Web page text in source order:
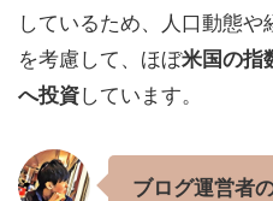
しているため、人口動態
を考慮して、ほぼ米国の指
へ投資しています。
ブログ運営者